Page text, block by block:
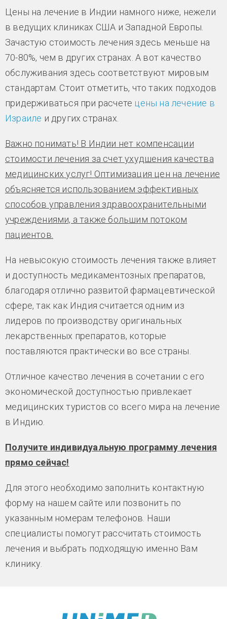
Цены на лечение в Индии намного ниже, нежели
в ведущих клиниках США и Западной Европы.
Зачастую стоимость лечения здесь меньше на
70-80%, чем в других странах. А вот качество
обслуживания здесь соответствуют мировым
стандартам. Стоит отметить, что таких подходов
придерживаться при расчете цены на лечение в
Израиле и других странах.
Важно понимать! В Индии нет компенсации
стоимости лечения за счет ухудшения качества
медицинских услуг! Оптимизация цен на лечение
объясняется использованием эффективных
способов управления здравоохранительными
учреждениями, а также большим потоком
пациентов.
На невысокую стоимость лечения также влияет
и доступность медикаментозных препаратов,
благодаря отлично развитой фармацевтической
сфере, так как Индия считается одним из
лидеров по производству оригинальных
лекарственных препаратов, которые
поставляются практически во все страны.
Отличное качество лечения в сочетании с его
экономической доступностью привлекает
медицинских туристов со всего мира на лечение
в Индию.
Получите индивидуальную программу лечения
прямо сейчас!
Для этого необходимо заполнить контактную
форму на нашем сайте или позвонить по
указанным номерам телефонов. Наши
специалисты помогут рассчитать стоимость
лечения и выбрать подходящую именно Вам
клинику.